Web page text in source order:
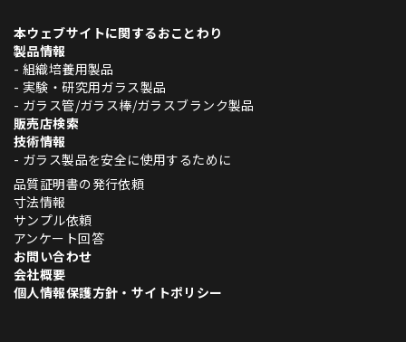
本ウェブサイトに関するおことわり
製品情報
- 組織培養用製品
- 実験・研究用ガラス製品
- ガラス管/ガラス棒/ガラスブランク製品
販売店検索
技術情報
- ガラス製品を安全に使用するために
品質証明書の発行依頼
寸法情報
サンプル依頼
アンケート回答
お問い合わせ
会社概要
個人情報保護方針・サイトポリシー